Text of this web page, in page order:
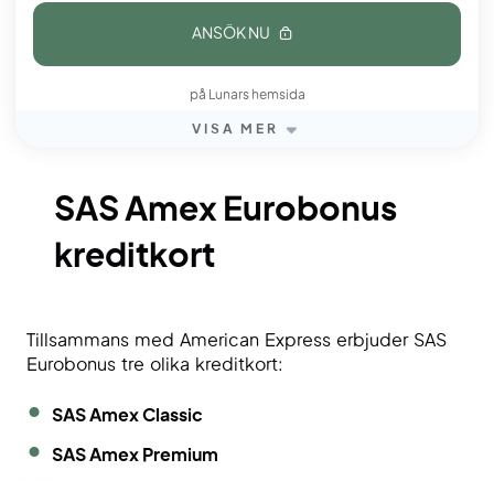
ANSÖK NU
på Lunars hemsida
VISA MER
SAS Amex Eurobonus
kreditkort
Tillsammans med American Express erbjuder SAS
Eurobonus tre olika kreditkort:
SAS Amex Classic
SAS Amex Premium